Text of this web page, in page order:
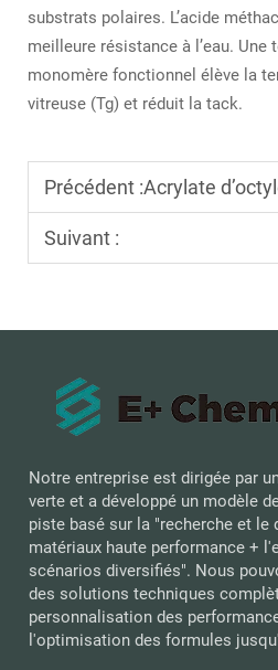
substrats polaires. L’acide
meilleure résistance à l’eau. Une
monomère fonctionnel élève la
vitreuse (Tg) et réduit la tack.
Précédent :Acrylate d’octyle ou 2-EHA :
Suivant :
Notre entreprise est dirigée par
verte et a développé un modèle
piste basé sur la "recherche et le
matériaux haute performance +
scénarios diversifiés". Nous
des solutions techniques
personnalisation des
l'optimisation des formules